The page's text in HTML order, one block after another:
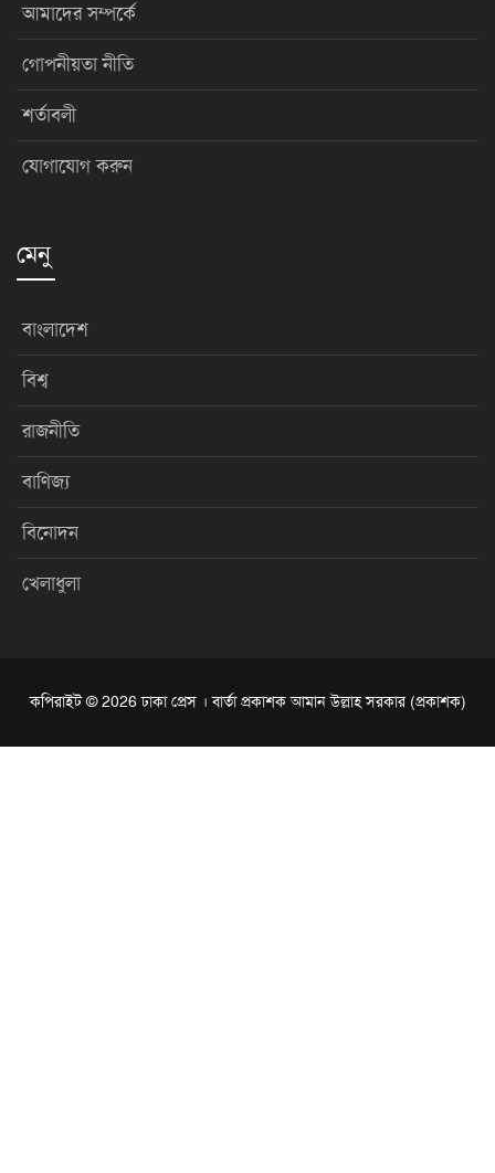
আমাদের সম্পর্কে
গোপনীয়তা নীতি
শর্তাবলী
যোগাযোগ করুন
মেনু
বাংলাদেশ
বিশ্ব
রাজনীতি
বাণিজ্য
বিনোদন
খেলাধুলা
কপিরাইট © 2026 ঢাকা প্রেস । বার্তা প্রকাশক আমান উল্লাহ সরকার (প্রকাশক)